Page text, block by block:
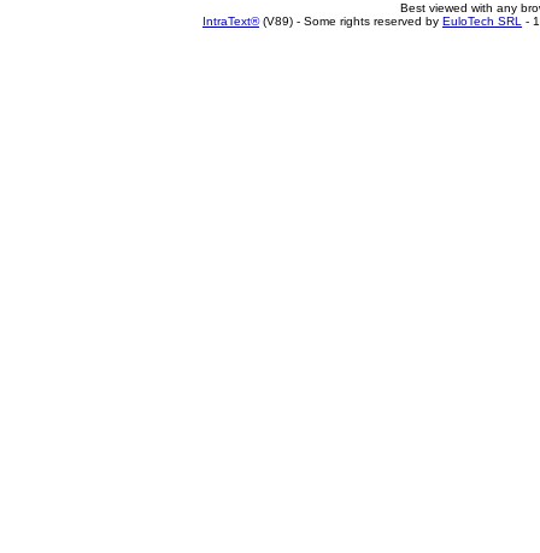
Best viewed with any
IntraText®(V89) - Some rights reserved by EuloTech SRL -